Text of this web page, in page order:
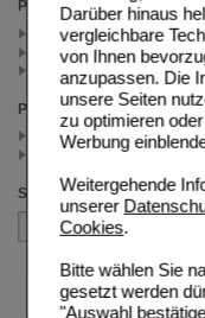
Darüber hinaus
vergleichbare
von Ihnen
anzupassen. Die
unsere Seiten
zu optimieren
Werbung
Weitergehende
unserer
Cookies.
Bitte wählen Sie
gesetzt werden
"Auswahl
Packungsgröße
50 g (1)
20 g (1)
Preis
< 12.50 (2)
>= 12.50 (1)
Sortieren nach